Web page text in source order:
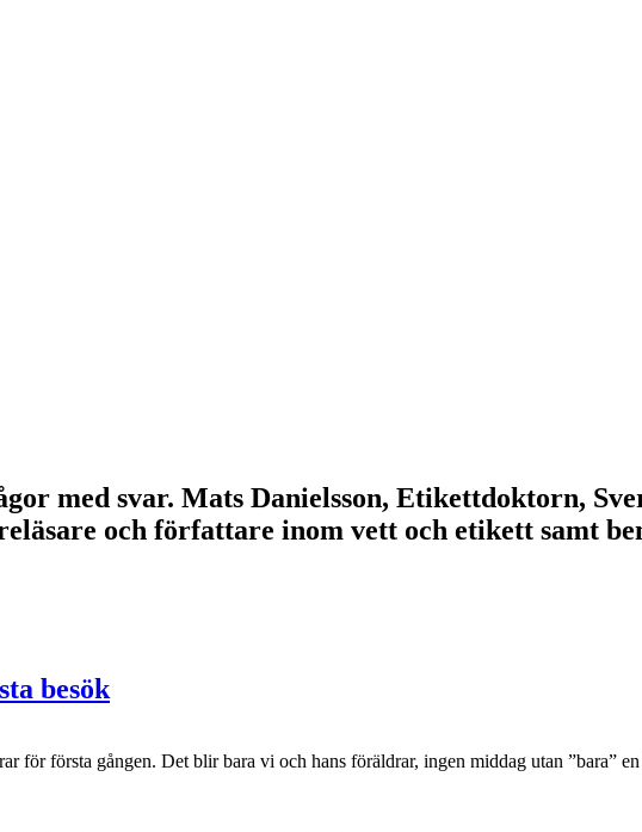
med svar. Mats Danielsson, Etikettdoktorn,
och författare inom vett och etikett samt
besök
för första gången. Det blir bara vi och hans föräldrar, ingen middag utan ”bara”